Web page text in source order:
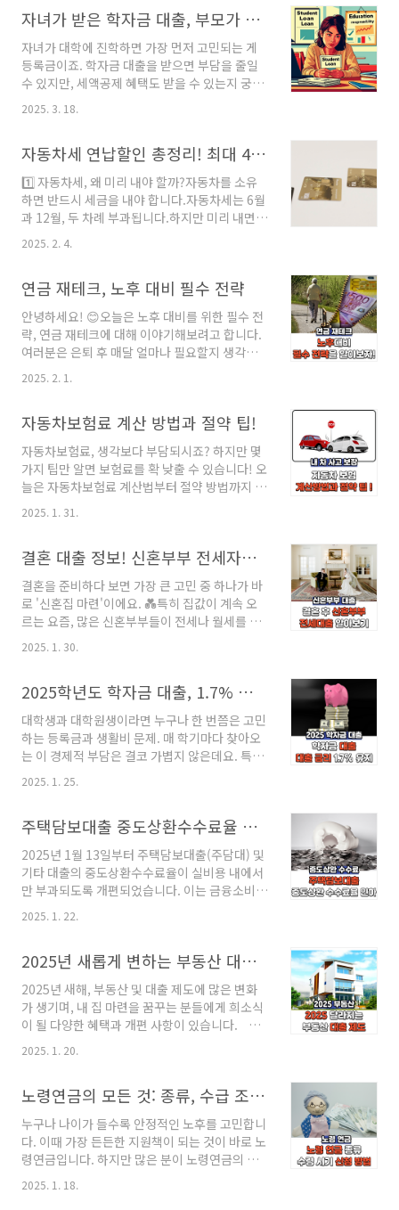
(다자녀): 1억 원 이하전세사기 피해자: 소득 기
준 없음대출 한도조건최대 대출 한도기본..
방법 등을 쉽게 정리해 드릴게요.✅ 내일채움공
제란?내일채움공제는 중소·중견기업 근로자의
장기 재직과 자산 형성을 돕기 위해 정부가 운영
하는 정책금융 상품이에요.근로자가 일정 기간
공제금을 적립하면, 기업이 추가로 지원금을 납
부합니다.만기 시 근로자는 자신이 낸 금액보다
는 최소 5년 이상 가입해야 했지만, 이제는 3년형
이 새롭게 출시되었습니다.💰 내일채움공제 3년
형, 얼마나 받을 수 있..
자녀가 받은 학자금 대출, 부모가 세액공제 받기
자녀가 대학에 진학하면 가장 먼저 고민되는 게
등록금이죠. 학자금 대출을 받으면 부담을 줄일
수 있지만, 세액공제 혜택도 받을 수 있는지 궁금
하실 텐데요. 특히 부모님이 대신 상환하면 공제
를 받을 수 있을까요? 오늘은 학자금 대출과 교육
학자금 대출을 받으면 세액공제가 가능할까?✅
부모님이 받을 수 있을까?먼저 자녀가 받은 학자
금 대출에 대해 부모님은 세액공제를 받을 수 없
습니다.교육비 세액공제는 원칙적으로 등록금을
납부한 사람이 받을 수 있는데요. 학자금 대출을
받은 본인만 공제가 가능합니다. 즉, 부모님이 대
을 꼭 기억하세요.📌 TIP자녀 명의가 아닌 부모
님 명의로 대출을 받아 등록금을 납부하면 교육
비 세액..
2025. 3. 18.
자동차세 연납할인 총정리! 최대 4.57% 할인받는 법 & 카드사별 무이자 혜택
1️⃣ 자동차세, 왜 미리 내야 할까?자동차를 소유
하면 반드시 세금을 내야 합니다.자동차세는 6월
과 12월, 두 차례 부과됩니다.하지만 미리 내면
할인을 받을 수 있습니다!자동차세 연납할인을
신청하면 최대 4.57% 할인이 가능합니다.할인
마나 절약할 수 있을까요?어떻게 신청하면 가장
유리할까요?자동차세를 아끼는 꿀팁을 지금부터
알려드립니다!2️⃣ 자동차세 연납할인, 어떻게 받
을까?자동차세를 한 번에 내면 할인이 적용됩니
다.신청은 1월, 3월, 6월, 9월에 가능합니다.일찍
신청할수록 할인율이 큽니다!✅ 할인율 및 신청
1월 31일약 4.57%3월3월 16일 ~ 3월 31일약
3.76%6월6월 16일 ~ 6월 ..
2025. 2. 4.
연금 재테크, 노후 대비 필수 전략
안녕하세요! 😊오늘은 노후 대비를 위한 필수 전
략, 연금 재테크에 대해 이야기해보려고 합니다.
여러분은 은퇴 후 매달 얼마나 필요할지 생각해
보신 적 있으신가요?계획 없이 은퇴를 맞이하면
생활이 불안정해질 수 있습니다.지금부터 연금
보겠습니다! 📊 💡 연금 재테크란 무엇일까요?
연금 재테크는 말 그대로 연금을 활용한 재테크
전략입니다.즉, 국민연금, 퇴직연금, 개인연금 등
을 효율적으로 운용하여 노후 자산을 극대화하는
방법이죠.이러한 전략을 활용하면 은퇴 후에도
안정적인 수입원을 확보할 수 있습니다. 💰✅ 왜
명이 증가하면서 은퇴 후 생활 기간이 점점 길어
지고 있습니다.하지만 국민연금만으로는 충분한
생활비를 마련하기..
2025. 2. 1.
자동차보험료 계산 방법과 절약 팁!
자동차보험료, 생각보다 부담되시죠? 하지만 몇
가지 팁만 알면 보험료를 확 낮출 수 있습니다! 오
늘은 자동차보험료 계산법부터 절약 방법까지 한
번에 정리해 드릴게요. 보험료 아끼는 방법, 지금
부터 함께 살펴보시죠! 💰✨1. 자동차보험료 계산
려하여 산정됩니다. 보험사마다 기준은 조금씩
다르지만, 보통 아래 공식이 적용됩니다.🚘 기본
보험료 = (차량요소 + 운전자요소 + 가입조건) ×
할인·할증률여기서 차량요소는 차량의 종류, 연
식, 배기량 등을 포함하며, 운전자요소는 연령, 운
전경력, 사고 이력 등이 반영됩니다. 여기에 각종
다.보험료 계산이 복잡해 보이지만, 온라인 보험
사 홈페이지에서 대략적인 견적을 쉽게 확인할..
2025. 1. 31.
결혼 대출 정보! 신혼부부 전세자금 대출 총정리
결혼을 준비하다 보면 가장 큰 고민 중 하나가 바
로 '신혼집 마련'이에요. 💑특히 집값이 계속 오
르는 요즘, 많은 신혼부부들이 전세나 월세를 고
민하게 되죠.다행히 정부에서는 신혼부부를 위한
다양한 대출 상품을 제공하고 있어요!오늘은 신
드릴게요. 🏡📌 신혼부부 전세자금 대출이란?신
혼부부 전세자금 대출은 신혼부부가 전세 보증금
을 마련할 수 있도록 지원하는 정책 대출이에요.
이 대출을 이용하면 낮은 금리로 목돈을 빌릴 수
있어 결혼 초기 부담을 줄일 수 있답니다!✅ 대출
대상: 결혼 7년 이내 또는 예비부부✅ 대출 금액:
리: 연1.2%~3%대 (정부 지원 상품)✅ 대출 기
간: 2년~10년 (연장 가능)✅ 상환..
2025. 1. 30.
2025학년도 학자금 대출, 1.7% 금리로 시작!
대학생과 대학원생이라면 누구나 한 번쯤은 고민
하는 등록금과 생활비 문제. 매 학기마다 찾아오
는 이 경제적 부담은 결코 가볍지 않은데요. 특히
등록금뿐 아니라 생활비, 교재 구입비, 교통비 등
추가 비용까지 생각하면 막막한 기분이 드는 게
법이 바로 학자금 대출입니다. 올해 2025학년도
1학기 학자금 대출 신청이 시작되었고, 대출 금리
는 무려 1.7%로 유지됩니다. 이 금리는 5년째 변
동 없이 동결된 수준인데요. 이제 학비와 생활비
부담을 덜고 학업에만 집중할 수 있는 방법을 알
아볼 시간입니다. 이번 글에서는 학자금 대출의
사항을 쉽게 정리해 드리겠습니다. 2025학년도
1학기 학자금 대출, 무엇이 달라졌을..
2025. 1. 25.
주택담보대출 중도상환수수료율 인하
2025년 1월 13일부터 주택담보대출(주담대) 및
기타 대출의 중도상환수수료율이 실비용 내에서
만 부과되도록 개편되었습니다. 이는 금융소비자
보호를 강화하고 불합리한 비용 부담을 줄이기
위한 조치입니다. 주요 변경 사항 ✓ 중도상환
1.43% → 0.56% (0.87%p 인하)변동금리 신용
대출: 평균 0.83% → 0.11% (0.72%p 인하)5
대 시중은행:주담대: 0.55~0.75%p 인하기타 담
보대출: 0.08%p 인하신용대출: 0.61~0.69%p
인하저축은행권:고정금리 주담대: 1.64% →
1.24% (0.4%p 인하)변동금리 신용대출:
및 시기2025년 1월 13일 이후 체결되는..
2025. 1. 22.
2025년 새롭게 변하는 부동산 대출 및 제도 변경안
2025년 새해, 부동산 및 대출 제도에 많은 변화
가 생기며, 내 집 마련을 꿈꾸는 분들에게 희소식
이 될 다양한 혜택과 개편 사항이 있습니다. 신
생아 특례대출 소득요건 완화 ✔️ 대상 주택: 9억
원 이하 주택✔️ 대출 조건: 연 1.6% ~ 3.3%의 저
득요견: 연 2억 원 → 연 2.5억 원 (2025년 1월
~2027년 말 한시적 적용) 추가 출산 시 우대금
리: 0.2% → 0.4% 주택청약종합저축 소득공제
혜택 확대✔️ 배우자도 소득공제 가능: 세대주뿐
아니라 배우자도 연간 납입액의 40%, 최대 300
만 원 공제 가능✔️ 청년우대형 저축 혜택: 이자
2025. 1. 20.
노령연금의 모든 것: 종류, 수급 조건, 시기, 신청 방법까지 알아보기
누구나 나이가 들수록 안정적인 노후를 고민합니
다. 이때 가장 든든한 지원책이 되는 것이 바로 노
령연금입니다. 하지만 많은 분이 노령연금의 종
류, 수급 조건, 그리고 수급 시기에 대해 잘 알지
못하거나, 복잡한 과정 때문에 신청을 미루곤 합
2025. 1. 18.